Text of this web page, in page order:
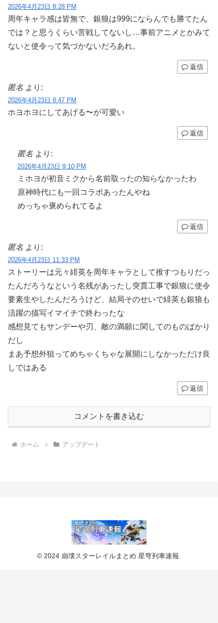
2026年4月23日 8:28 PM
周年キャラ感は皆無で、銀狼は999にならんでも勝てたん
では？と思うくらい苦戦してないし…事前アニメとかみて
ないと使令って気づかないだろあれ。
返信
匿名 より:
2026年4月23日 8:47 PM
ホヨホヨにしてあげる〜が可愛い
返信
匿名 より:
2026年4月23日 9:10 PM
ミホヨが初音ミクから名前取ったの知らなかったわ
原神時代にも一回コラボあったんやね
めっちゃ褒められてるよ
返信
匿名 より:
2026年4月23日 11:33 PM
ストーリーは元々緋英を周年キャラとして推すつもりだっ
たんだろうなという名残があったし突貫工事で銀狼に使令
要素生やしたんだろうけど、結局そのせいで緋英も銀狼も
活躍の描写イマイチで終わったな
感想見てもサンデーや刃、敵の満願に関してのものばかり
だし
まあ予想外狙ってめちゃくちゃな展開にしなかっただけ良
しではある
返信
コメントを書き込む
ホーム アップデート
© 2024 崩壊スターレイルまとめ 星穹列車速報.